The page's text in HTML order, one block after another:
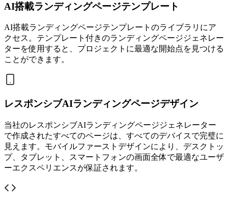
AI搭載ランディングページテンプレート
AI搭載ランディングページテンプレートのライブラリにア
クセス。テンプレート付きのランディングページジェネレー
ターを使用すると、プロジェクトに最適な開始点を見つける
ことができます。
レスポンシブAIランディングページデザイン
当社のレスポンシブAIランディングページジェネレーター
で作成されたすべてのページは、すべてのデバイスで完璧に
見えます。モバイルファーストデザインにより、デスクトッ
プ、タブレット、スマートフォンの画面全体で最適なユーザ
ーエクスペリエンスが保証されます。